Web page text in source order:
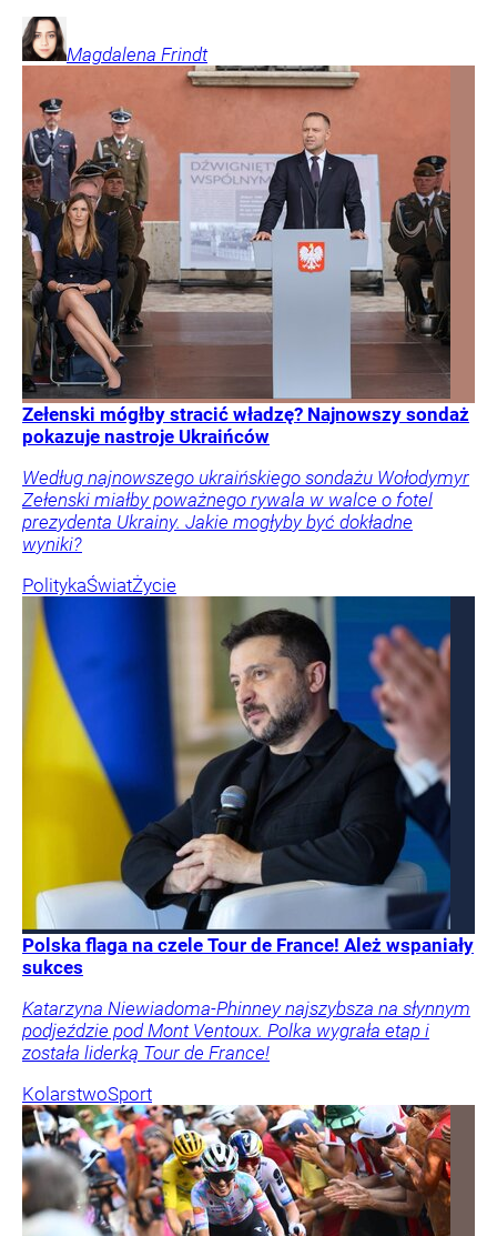
Magdalena Frindt
Zełenski mógłby stracić władzę? Najnowszy sondaż
pokazuje nastroje Ukraińców
Według najnowszego ukraińskiego sondażu Wołodymyr
Zełenski miałby poważnego rywala w walce o fotel
prezydenta Ukrainy. Jakie mogłyby być dokładne
wyniki?
PolitykaŚwiatŻycie
Polska flaga na czele Tour de France! Ależ wspaniały
sukces
Katarzyna Niewiadoma-Phinney najszybsza na słynnym
podjeździe pod Mont Ventoux. Polka wygrała etap i
została liderką Tour de France!
KolarstwoSport